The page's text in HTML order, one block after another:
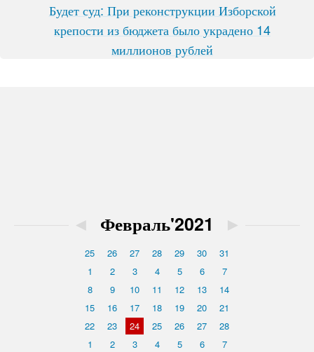
Будет суд: При реконструкции Изборской
крепости из бюджета было украдено 14
миллионов рублей
◄ Февраль'2021 ►
25 26 27 28 29 30
31
1
2 3 4 5 6
7
8
9 10 11 12 13
14
15
16 17 18 19 20
21
22
23 24 25 26 27
28
1
2 3 4 5 6 7